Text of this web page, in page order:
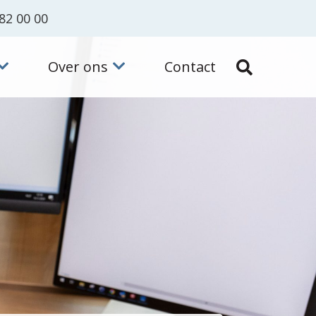
00 00
Over ons Contact